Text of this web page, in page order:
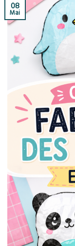
08
Mai